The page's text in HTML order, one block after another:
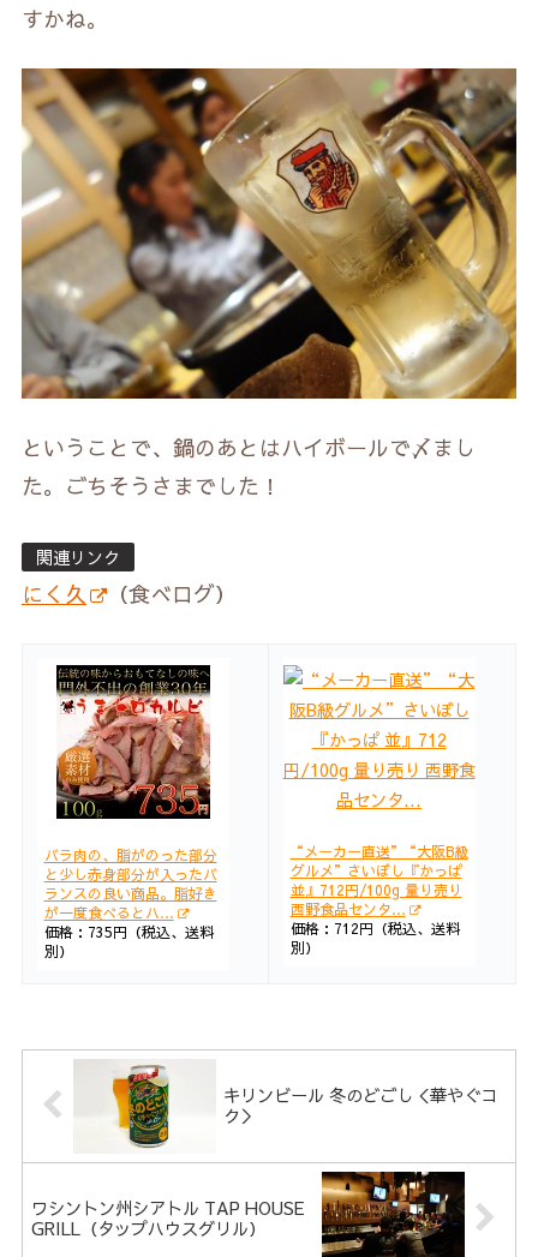
すかね。
ということで、鍋のあとはハイボールで〆まし
た。ごちそうさまでした！
関連リンク
にく久 （食べログ）
バラ肉の、脂がのった部分
と少し赤身部分が入ったバ
ランスの良い商品。脂好き
が一度食べるとハ…
価格：735円（税込、送料
別）
“メーカー直送”“大阪B級
グルメ”さいぼし『かっぱ
並』712円/100g 量り売り
西野食品センタ…
価格：712円（税込、送料
別）
キリンビール 冬のどごし＜華やぐコ
ク＞
ワシントン州シアトル TAP HOUSE
GRILL（タップハウスグリル）